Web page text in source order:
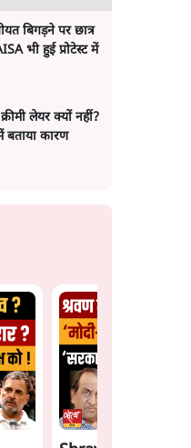
बिगड़ने पर छात्र
भी हुई प्रोटेस्ट में
लेयर क्यों नहीं?
बताया कारण